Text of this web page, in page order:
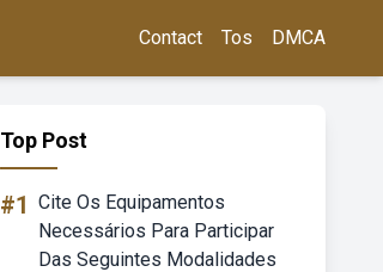
Contact Tos DMCA
Top Post
#1 Cite Os Equipamentos
Necessários Para Participar
Das Seguintes Modalidades